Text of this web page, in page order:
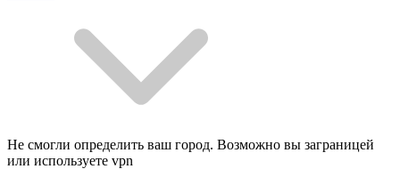
Не смогли определить ваш город. Возможно вы заграницей
или используете vpn